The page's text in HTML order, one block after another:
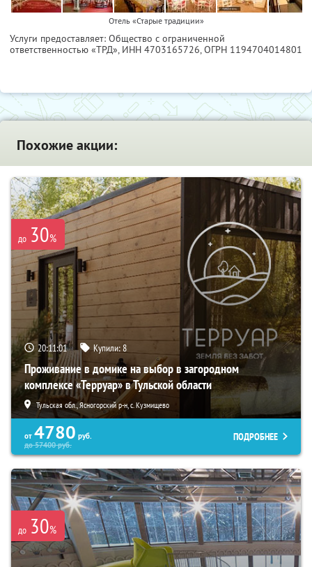
Отель «Старые традиции»
Услуги предоставляет: Общество с ограниченной
ответственностью «ТРД», ИНН 4703165726, ОГРН 1194704014801
Похожие акции:
до 30%
20:11:00 Купили:8
Проживание в домике на выбор в загородном
комплексе «Терруар» в Тульской области
Тульская обл., Ясногорский р-н, с. Кузмищево
от 4780 руб.
до57400руб.
ПОДРОБНЕЕ
до 30%